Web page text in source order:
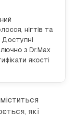
нігтів та
Доступні
з Dr.Max
якості
які